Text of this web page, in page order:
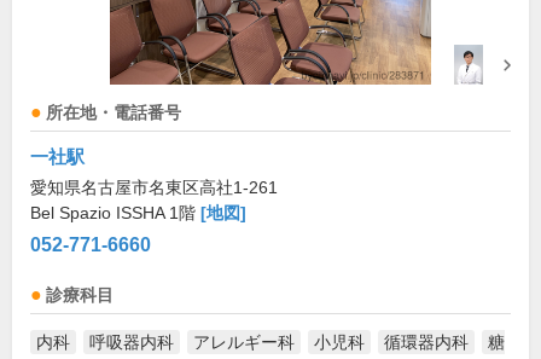
所在地・電話番号
一社駅
愛知県名古屋市名東区高社1-261
Bel Spazio ISSHA 1階 [地図]
052-771-6660
診療科目
内科 呼吸器内科 アレルギー科 小児科 循環器内科
糖